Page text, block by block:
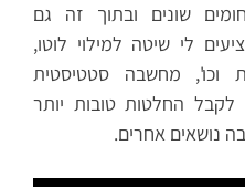
שונים ובתוך זה גם
לי שיטה למילוי לוטו,
וכו', מחשבה סטטיסטית
לקבל החלטות טובות יותר
נושאים אחרים.